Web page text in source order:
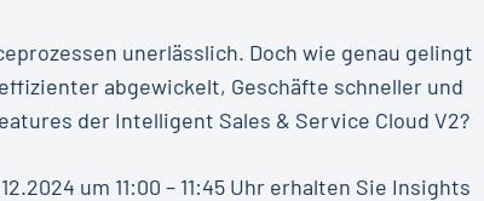
unerlässlich. Doch wie genau gelingt
abgewickelt, Geschäfte schneller und
der Intelligent Sales & Service Cloud V2?
um 11:00 – 11:45 Uhr erhalten Sie Insights